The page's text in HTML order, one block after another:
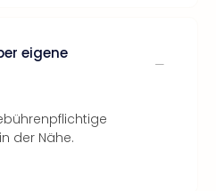
eigene
der Nähe.